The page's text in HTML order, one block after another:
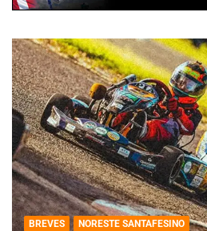
BREVES NORESTE SANTAFESINO